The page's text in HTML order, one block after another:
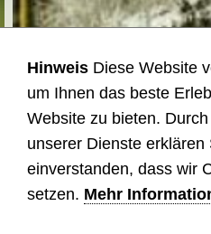
Hinweis Diese Website
um Ihnen das beste
Website zu bieten.
unserer Dienste erklären
einverstanden, dass wir
setzen. Mehr